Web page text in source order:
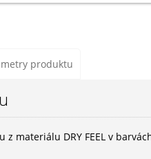
produktu
z materiálu DRY FEEL v